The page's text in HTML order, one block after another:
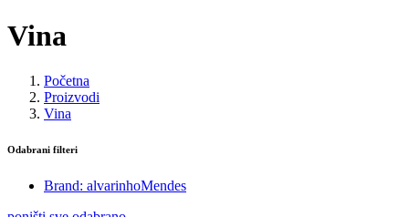
Vina
Početna
Proizvodi
Vina
Odabrani filteri
Brand: alvarinhoMendes